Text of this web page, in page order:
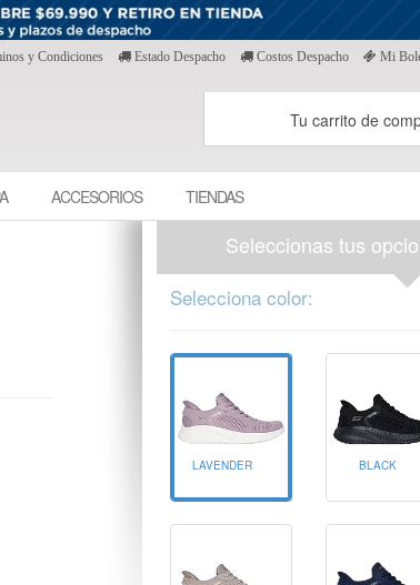
y Condiciones Estado Despacho Costos Despacho Mi
Tu carrito de
ACCESORIOS TIENDAS
Seleccionas tus
Selecciona color:
LAVENDER BLACK